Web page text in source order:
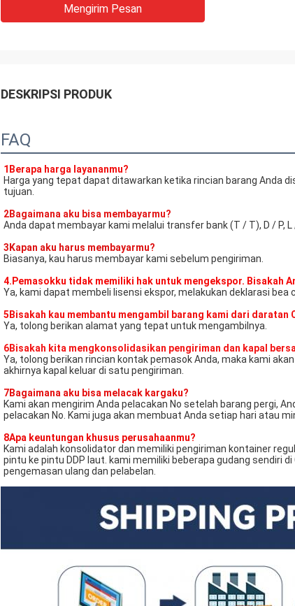
Mengirim Pesan
DESKRIPSI PRODUK
FAQ
1Berapa harga layananmu?
Harga yang tepat dapat ditawarkan ketika rincian barang Anda
tujuan.
2Bagaimana aku bisa membayarmu?
Anda dapat membayar kami melalui transfer bank (T / T), D / P, L
3Kapan aku harus membayarmu?
Biasanya, kau harus membayar kami sebelum pengiriman.
4.Pemasokku tidak memiliki hak untuk mengekspor. Bisakah
Ya, kami dapat membeli lisensi ekspor, melakukan deklarasi bea
5Bisakah kau membantu mengambil barang kami dari daratan
Ya, tolong berikan alamat yang tepat untuk mengambilnya.
6Bisakah kita mengkonsolidasikan pengiriman dan kapal
Ya, tolong berikan rincian kontak pemasok Anda, maka kami
akhirnya kapal keluar di satu pengiriman.
7Bagaimana aku bisa melacak kargaku?
Kami akan mengirim Anda pelacakan No setelah barang pergi,
pelacakan No. Kami juga akan membuat Anda setiap hari atau
8Apa keuntungan khusus perusahaanmu?
Kami adalah konsolidator dan memiliki pengiriman kontainer
pintu ke pintu DDP laut. kami memiliki beberapa gudang sendiri
pengemasan ulang dan pelabelan.